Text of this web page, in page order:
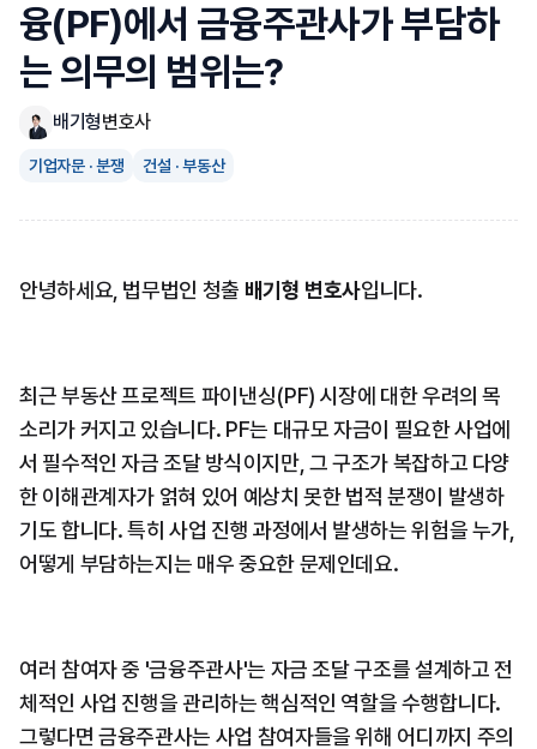
융(PF)에서 금융주관사가 부담하
는 의무의 범위는?
배기형변호사
기업자문 · 분쟁 건설 · 부동산
안녕하세요, 법무법인 청출 배기형 변호사입니다.
최근 부동산 프로젝트 파이낸싱(PF) 시장에 대한 우려의 목
소리가 커지고 있습니다. PF는 대규모 자금이 필요한 사업에
서 필수적인 자금 조달 방식이지만, 그 구조가 복잡하고 다양
한 이해관계자가 얽혀 있어 예상치 못한 법적 분쟁이 발생하
기도 합니다. 특히 사업 진행 과정에서 발생하는 위험을 누가,
어떻게 부담하는지는 매우 중요한 문제인데요.
여러 참여자 중 '금융주관사'는 자금 조달 구조를 설계하고 전
체적인 사업 진행을 관리하는 핵심적인 역할을 수행합니다.
그렇다면 금융주관사는 사업 참여자들을 위해 어디까지 주의